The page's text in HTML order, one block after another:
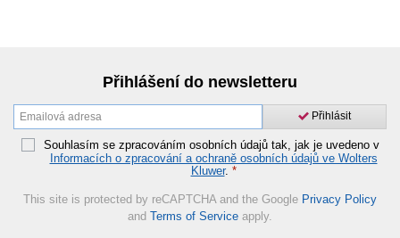
Přihlášení do newsletteru
Přihlásit
Souhlasím se zpracováním osobních údajů tak, jak je uvedeno v
Informacích o zpracování a ochraně osobních údajů ve Wolters
Kluwer. *
This site is protected by reCAPTCHA and the Google Privacy Policy
and Terms of Service apply.